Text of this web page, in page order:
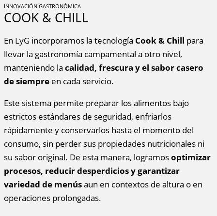
INNOVACIÓN GASTRONÓMICA
COOK & CHILL
En LyG incorporamos la tecnología Cook & Chill para
llevar la gastronomía campamental a otro nivel,
manteniendo la calidad, frescura y el sabor casero
de siempre en cada servicio.
Este sistema permite preparar los alimentos bajo
estrictos estándares de seguridad, enfriarlos
rápidamente y conservarlos hasta el momento del
consumo, sin perder sus propiedades nutricionales ni
su sabor original. De esta manera, logramosoptimizar
procesos, reducir desperdicios y garantizar
variedad de menúsaun en contextos de altura o en
operaciones prolongadas.